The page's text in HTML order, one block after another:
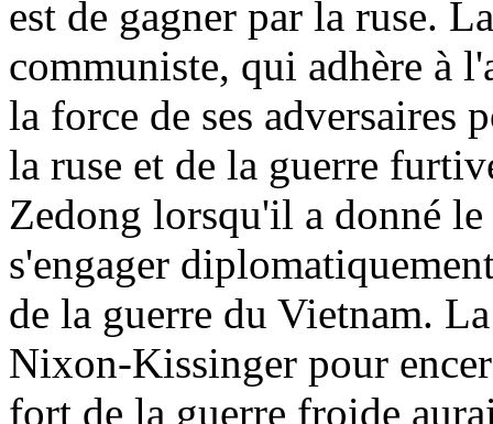
est de gagner par la ruse.
communiste, qui adhère à
la force de ses adversaires
la ruse et de la guerre
Zedong lorsqu'il a donné
s'engager
de la guerre du Vietnam.
Nixon-Kissinger pour
fort de la guerre froide